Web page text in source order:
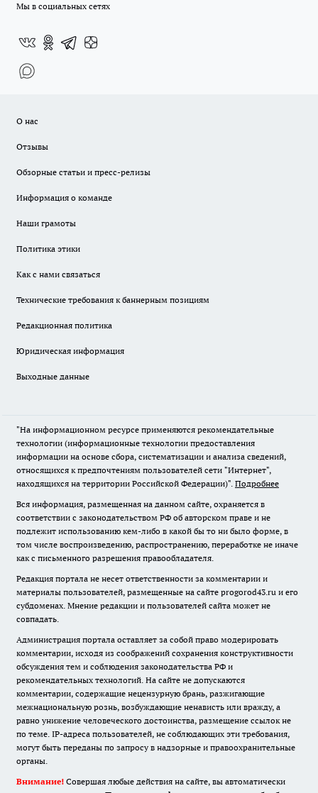
Мы в социальных сетях
О нас
Отзывы
Обзорные статьи и пресс-релизы
Информация о команде
Наши грамоты
Политика этики
Как с нами связаться
Технические требования к баннерным позициям
Редакционная политика
Юридическая информация
Выходные данные
"На информационном ресурсе применяются рекомендательные
технологии (информационные технологии предоставления
информации на основе сбора, систематизации и анализа сведений,
относящихся к предпочтениям пользователей сети "Интернет",
находящихся на территории Российской Федерации)". Подробнее
Вся информация, размещенная на данном сайте, охраняется в
соответствии с законодательством РФ об авторском праве и не
подлежит использованию кем-либо в какой бы то ни было форме, в
том числе воспроизведению, распространению, переработке не иначе
как с письменного разрешения правообладателя.
Редакция портала не несет ответственности за комментарии и
материалы пользователей, размещенные на сайте progorod43.ru и его
субдоменах. Мнение редакции и пользователей сайта может не
совпадать.
Администрация портала оставляет за собой право модерировать
комментарии, исходя из соображений сохранения конструктивности
обсуждения тем и соблюдения законодательства РФ и
рекомендательных технологий. На сайте не допускаются
комментарии, содержащие нецензурную брань, разжигающие
межнациональную рознь, возбуждающие ненависть или вражду, а
равно унижение человеческого достоинства, размещение ссылок не
по теме. IP-адреса пользователей, не соблюдающих эти требования,
могут быть переданы по запросу в надзорные и правоохранительные
органы.
Внимание! Совершая любые действия на сайте, вы автоматически